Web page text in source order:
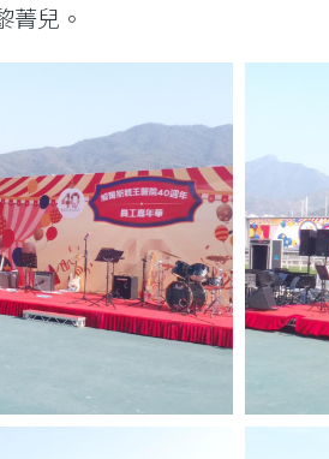
菁兒。